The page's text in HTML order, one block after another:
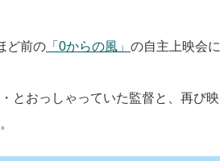
ど前の 「0からの風」の自主上映会に
とおっしゃっていた監督と、再び映